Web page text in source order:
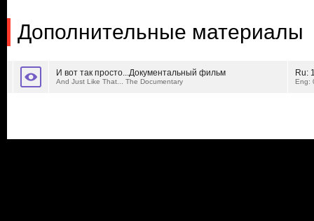
Дополнительные материалы
И вот так просто...Документальный фильм
And Just Like That... The Documentary
Ru:
Eng: